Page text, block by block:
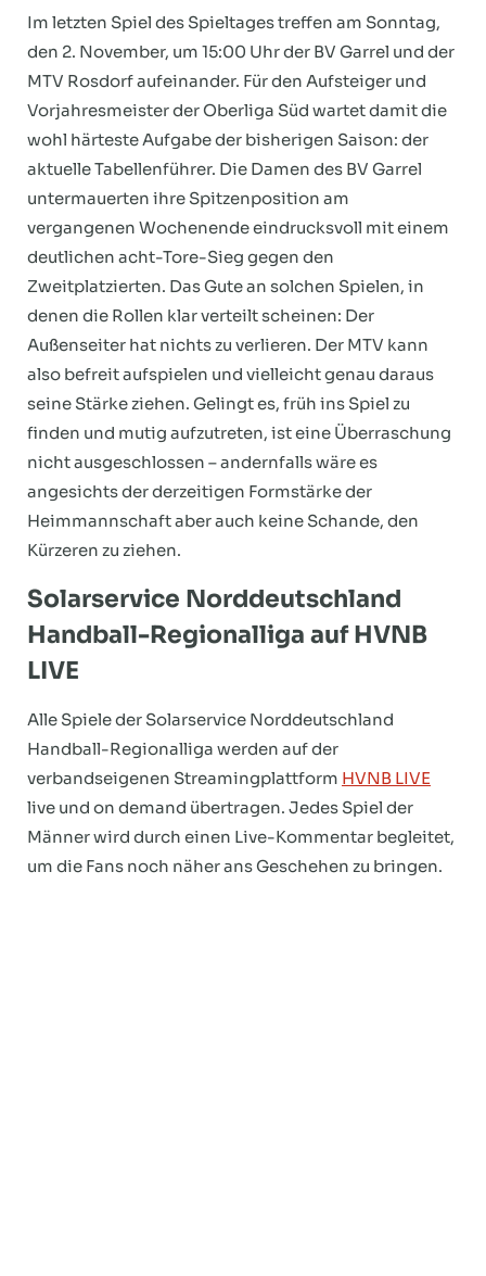
Im letzten Spiel des Spieltages treffen am Sonntag,
den 2. November, um 15:00 Uhr der BV Garrel und der
MTV Rosdorf aufeinander. Für den Aufsteiger und
Vorjahresmeister der Oberliga Süd wartet damit die
wohl härteste Aufgabe der bisherigen Saison: der
aktuelle Tabellenführer. Die Damen des BV Garrel
untermauerten ihre Spitzenposition am
vergangenen Wochenende eindrucksvoll mit einem
deutlichen acht-Tore-Sieg gegen den
Zweitplatzierten. Das Gute an solchen Spielen, in
denen die Rollen klar verteilt scheinen: Der
Außenseiter hat nichts zu verlieren. Der MTV kann
also befreit aufspielen und vielleicht genau daraus
seine Stärke ziehen. Gelingt es, früh ins Spiel zu
finden und mutig aufzutreten, ist eine Überraschung
nicht ausgeschlossen – andernfalls wäre es
angesichts der derzeitigen Formstärke der
Heimmannschaft aber auch keine Schande, den
Kürzeren zu ziehen.
Solarservice Norddeutschland
Handball-Regionalliga auf HVNB
LIVE
Alle Spiele der Solarservice Norddeutschland
Handball-Regionalliga werden auf der
verbandseigenen Streamingplattform HVNB LIVE
live und on demand übertragen. Jedes Spiel der
Männer wird durch einen Live-Kommentar begleitet,
um die Fans noch näher ans Geschehen zu bringen.